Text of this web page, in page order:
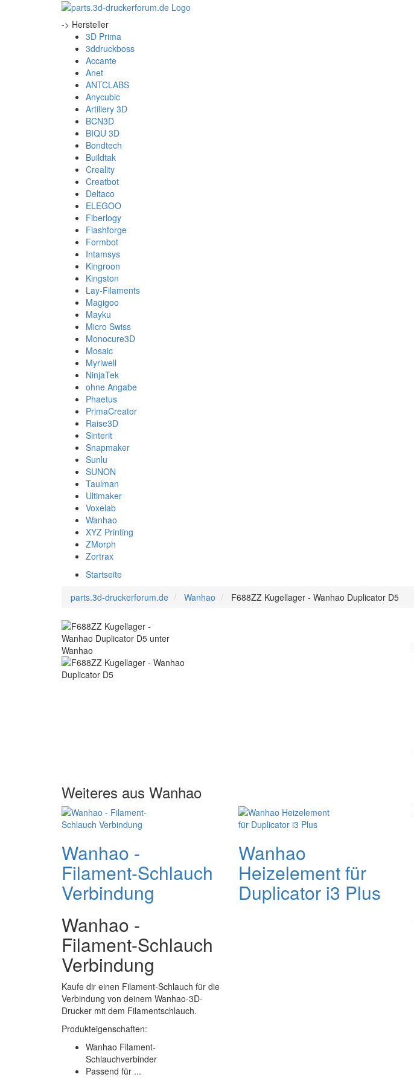
-> Hersteller
3D Prima
3ddruckboss
Accante
Anet
ANTCLABS
Anycubic
Artillery 3D
BCN3D
BIQU 3D
Bondtech
Buildtak
Creality
Creatbot
Deltaco
ELEGOO
Fiberlogy
Flashforge
Formbot
Intamsys
Kingroon
Kingston
Lay-Filaments
Magigoo
Mayku
Micro Swiss
Monocure3D
Mosaic
Myriwell
NinjaTek
ohne Angabe
Phaetus
PrimaCreator
Raise3D
Sinterit
Snapmaker
Sunlu
SUNON
Taulman
Ultimaker
Voxelab
Wanhao
XYZ Printing
ZMorph
Zortrax
Startseite
parts.3d-druckerforum.de
Wanhao F688ZZ Kugellager - Wanhao Duplicator D5
Weiteres aus Wanhao
Wanhao -
Filament-Schlauch
Verbindung
Wanhao -
Filament-Schlauch
Verbindung
Kaufe dir einen Filament-Schlauch für die
Verbindung von deinem Wanhao-3D-
Drucker mit dem Filamentschlauch.
Produkteigenschaften:
Wanhao Filament-
Schlauchverbinder
Passend für ...
Wanhao
Heizelement für
Duplicator i3 Plus